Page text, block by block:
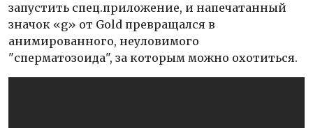
запустить спец.приложение, и напечатанный
значок «g» от Gold превращался в
анимированного, неуловимого
"сперматозоида", за которым можно охотиться.